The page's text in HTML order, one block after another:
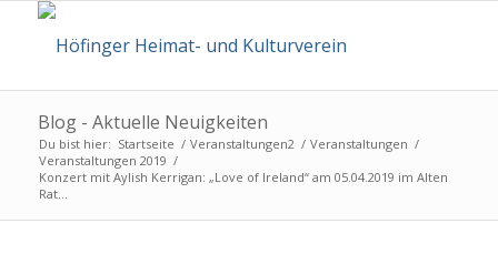
Blog - Aktuelle Neuigkeiten
Du bist hier: Startseite / Veranstaltungen2 / Veranstaltungen /
Veranstaltungen 2019 /
Konzert mit Aylish Kerrigan: „Love of Ireland“ am 05.04.2019 im Alten
Rat...